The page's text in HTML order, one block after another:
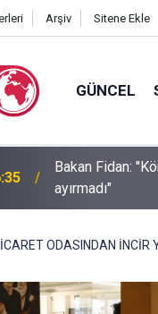
Arşiv Sitene Ekle
GÜNCEL
Bakan Fidan:
ayırmadı"
ODASINDAN İNCİR